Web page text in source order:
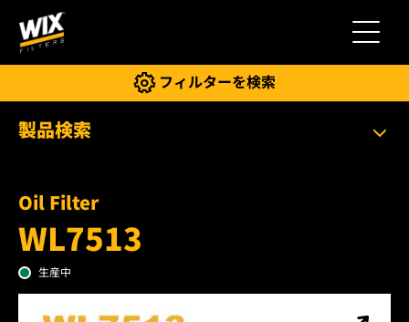
切り替え
フィルターを検索
製品検索
Oil Filter
WL7513
生産中